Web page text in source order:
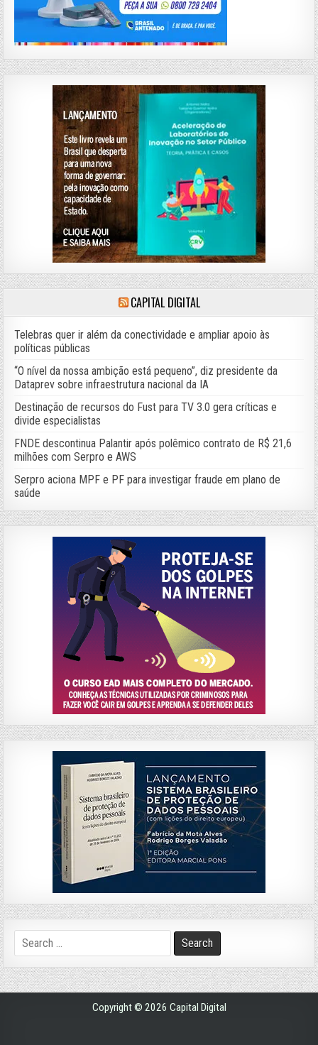
CAPITAL DIGITAL
Telebras quer ir além da conectividade e ampliar apoio às
políticas públicas
“O nível da nossa ambição está pequeno”, diz presidente da
Dataprev sobre infraestrutura nacional da IA
Destinação de recursos do Fust para TV 3.0 gera críticas e
divide especialistas
FNDE descontinua Palantir após polêmico contrato de R$ 21,6
milhões com Serpro e AWS
Serpro aciona MPF e PF para investigar fraude em plano de
saúde
Search
for:
Copyright © 2026 Capital Digital